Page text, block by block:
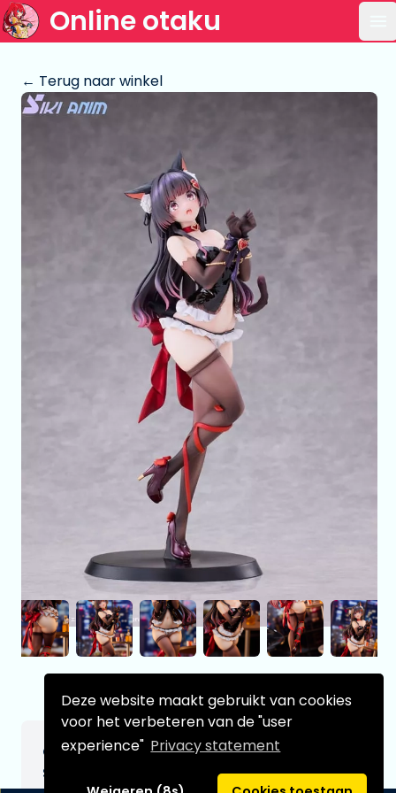
Deze website maakt gebruikt van cookies
voor het verbeteren van de "user
experience" Privacy statement
Online otaku
← Terug naar winkel
Original Character PVC Statue 1/7
Shibarare Cat Ruhuna-chan 26 cm